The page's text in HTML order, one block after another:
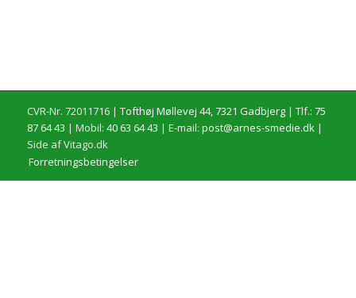
CVR-Nr. 72011716 | Tofthøj Møllevej 44, 7321 Gadbjerg| Tlf.: 75
87 64 43 | Mobil: 40 63 64 43 | E-mail: post@arnes-smedie.dk|
Side af Vitago.dk
Forretningsbetingelser